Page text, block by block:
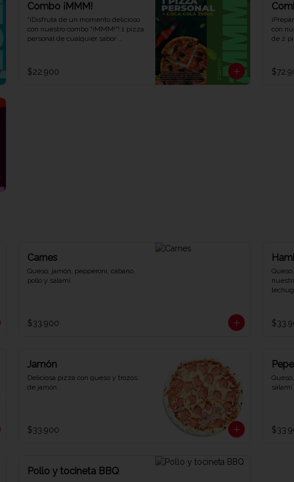
Combo ¡MMM!
"¡Disfruta de un momento delicioso
con nuestro combo "¡MMM!"! 1 pizza
personal de cualquier sabor
bocado y déjate llevar por el placer.
¡Ven y descubre por qué este
$22.900
con
de 2
Carnes
Queso, jamón, pepperoni, cabano,
pollo y salami.
$33.900
Jamón
Deliciosa pizza con queso y trozos
de jamón.
$33.900
salami
Pollo y tocineta BBQ